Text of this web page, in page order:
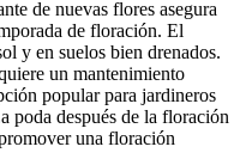
de nuevas flores asegura
de floración. El
y en suelos bien drenados.
un mantenimiento
popular para jardineros
poda después de la floración
una floración